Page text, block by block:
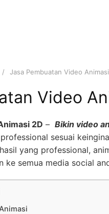
Jasa Pembuatan Video
Video
2D – Bikin video
sesuai
yang professional,
ke semua media social